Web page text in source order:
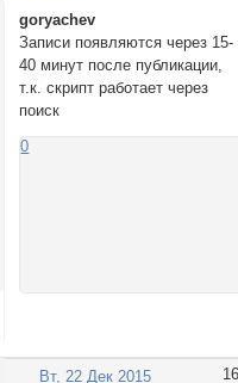
goryachev
Записи появляются через 15-
40 минут после публикации,
т.к. скрипт работает через
поиск
0
16
Вт, 22 Дек 2015